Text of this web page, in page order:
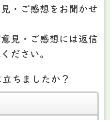
・ご感想をお聞かせ
見・ご感想には返信
ださい。
ちましたか？